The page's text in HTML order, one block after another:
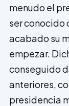
menudo el
ser conocido
acabado su
empezar.
conseguido
anteriores,
presidencia